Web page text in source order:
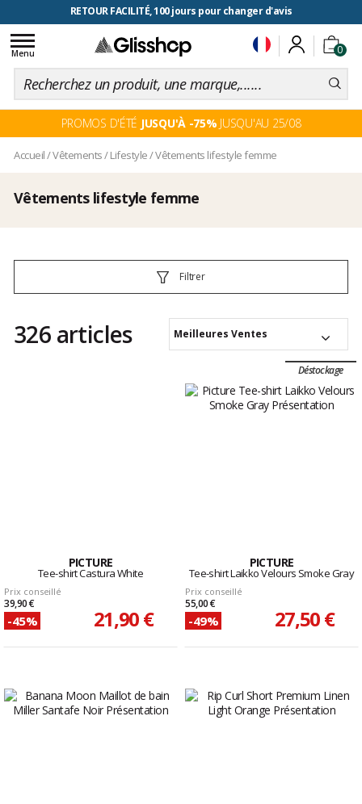
RETOUR FACILITÉ, 100 jours pour changer d'avis
0
Toggle
navigation
Menu
PROMOS D'ÉTÉ JUSQU'À -75% JUSQU'AU 25/08
Accueil/Vêtements/Lifestyle/Vêtements lifestyle femme
Vêtements lifestyle femme
Filtrer
326 articles Meilleures Ventes
PICTURE
Tee-shirt Castura White
Prix conseillé
39,90 €
-45% 21,90 €
Déstockage
PICTURE
Tee-shirt Laikko Velours Smoke Gray
Prix conseillé
55,00 €
-49% 27,50 €